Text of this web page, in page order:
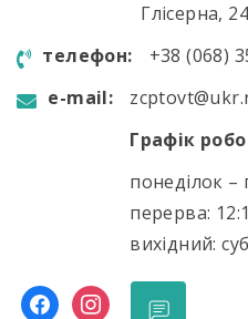
Глісерна,
телефон:
+38 (068)
e-mail:
Графік
понеділок –
перерва:
вихідний:
facebookinstagram